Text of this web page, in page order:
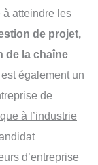
atteindre les
de projet,
de la chaîne
est également un
de
à l’industrie
d’entreprise